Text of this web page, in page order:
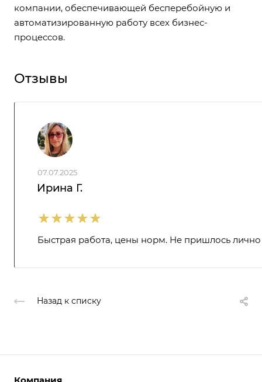
компании, обеспечивающей бесперебойную и
автоматизированную работу всех бизнес-
процессов.
Отзывы
07.07.2025
Ирина Г.
Быстрая работа, цены норм. Не пришлось
Назад к списку